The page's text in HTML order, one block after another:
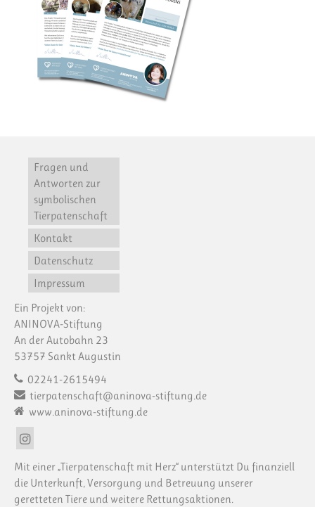
Fragen und
Antworten zur
symbolischen
Tierpatenschaft
Kontakt
Datenschutz
Impressum
Ein Projekt von:
ANINOVA-Stiftung
An der Autobahn 23
53757 Sankt Augustin
02241-2615494
tierpatenschaft@aninova-stiftung.de
www.aninova-stiftung.de
Mit einer „Tierpatenschaft mit Herz“ unterstützt Du finanziell
die Unterkunft, Versorgung und Betreuung unserer
geretteten Tiere und weitere Rettungsaktionen.